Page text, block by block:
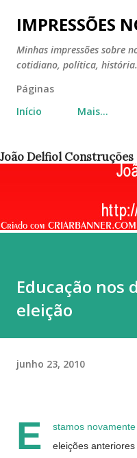
IMPRESSÕES
Minhas impressões sobre
cotidiano, política,
Páginas
Início
Mais…
João Delfiol Construções
Educação nos
eleição
junho 23, 2010
E
stamos
eleições